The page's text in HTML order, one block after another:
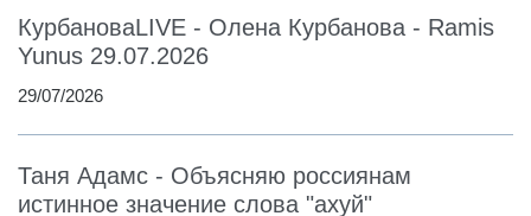
КурбановаLIVE - Олена Курбанова - Ramis
Yunus 29.07.2026
29/07/2026
Таня Адамс - Объясняю россиянам
истинное значение слова "ахуй"